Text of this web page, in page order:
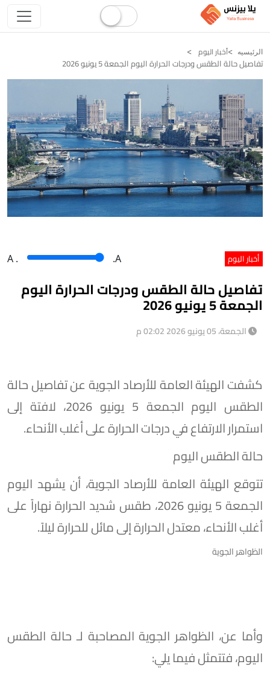
الرئيسيه أخبار اليوم
تفاصيل حالة الطقس ودرجات الحرارة اليوم الجمعة 5 يونيو 2026
أخبار اليوم A . .A
تفاصيل حالة الطقس ودرجات الحرارة اليوم
الجمعة 5 يونيو 2026
الجمعة، 05 يونيو 2026 02:02 م
كشفت الهيئة العامة للأرصاد الجوية عن تفاصيل حالة
الطقس اليوم الجمعة 5 يونيو 2026، لافتة إلى
استمرار الارتفاع في درجات الحرارة على أغلب الأنحاء.
حالة الطقس اليوم
تتوقع الهيئة العامة للأرصاد الجوية، أن يشهد اليوم
الجمعة 5 يونيو 2026، طقس شديد الحرارة نهاراً على
أغلب الأنحاء، معتدل الحرارة إلى مائل للحرارة ليلاً.
الظواهر الجوية
وأما عن، الظواهر الجوية المصاحبة لـ حالة الطقس
اليوم، فتتمثل فيما يلي: